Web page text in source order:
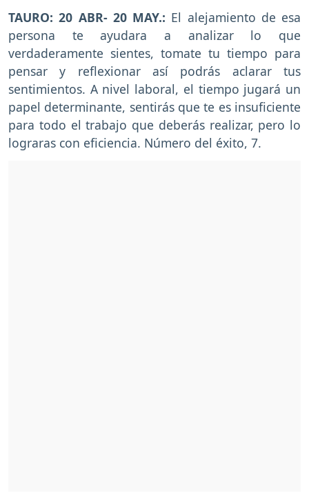
TAURO: 20 ABR- 20 MAY.: El alejamiento de esa
persona te ayudara a analizar lo que
verdaderamente sientes, tomate tu tiempo para
pensar y reflexionar así podrás aclarar tus
sentimientos. A nivel laboral, el tiempo jugará un
papel determinante, sentirás que te es insuficiente
para todo el trabajo que deberás realizar, pero lo
lograras con eficiencia. Número del éxito, 7.